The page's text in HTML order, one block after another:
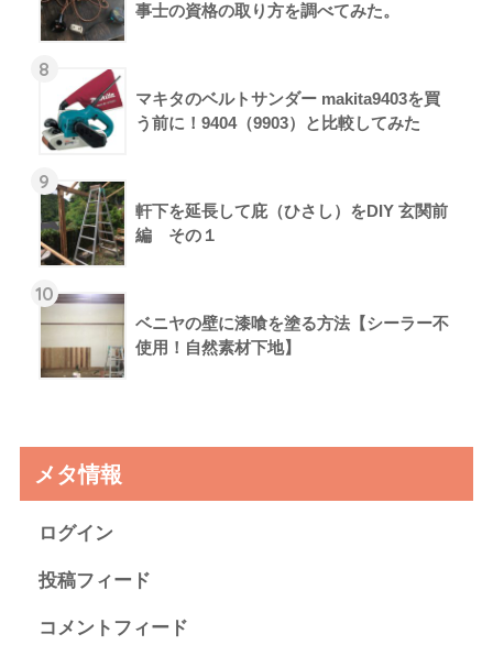
事士の資格の取り方を調べてみた。
8
マキタのベルトサンダー makita9403を買
う前に！9404（9903）と比較してみた
9
軒下を延長して庇（ひさし）をDIY 玄関前
編 その１
10
ベニヤの壁に漆喰を塗る方法【シーラー不
使用！自然素材下地】
メタ情報
ログイン
投稿フィード
コメントフィード